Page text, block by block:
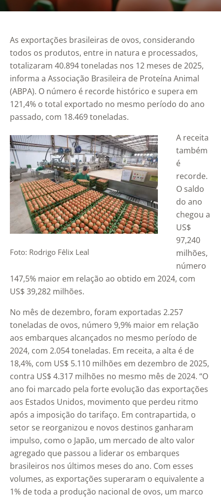
As exportações brasileiras de ovos, considerando
todos os produtos, entre in natura e processados,
totalizaram 40.894 toneladas nos 12 meses de 2025,
informa a Associação Brasileira de Proteína Animal
(ABPA). O número é recorde histórico e supera em
121,4% o total exportado no mesmo período do ano
passado, com 18.469 toneladas.
Foto: Rodrigo Fêlix Leal
A receita
também
é
recorde.
O saldo
do ano
chegou a
US$
97,240
milhões,
número
147,5% maior em relação ao obtido em 2024, com
US$ 39,282 milhões.
No mês de dezembro, foram exportadas 2.257
toneladas de ovos, número 9,9% maior em relação
aos embarques alcançados no mesmo período de
2024, com 2.054 toneladas. Em receita, a alta é de
18,4%, com US$ 5.110 milhões em dezembro de 2025,
contra US$ 4.317 milhões no mesmo mês de 2024. “O
ano foi marcado pela forte evolução das exportações
aos Estados Unidos, movimento que perdeu ritmo
após a imposição do tarifaço. Em contrapartida, o
setor se reorganizou e novos destinos ganharam
impulso, como o Japão, um mercado de alto valor
agregado que passou a liderar os embarques
brasileiros nos últimos meses do ano. Com esses
volumes, as exportações superaram o equivalente a
1% de toda a produção nacional de ovos, um marco